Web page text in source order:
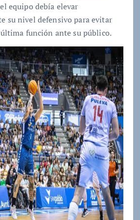
equipo debía elevar
su nivel defensivo para evitar
función ante su público.